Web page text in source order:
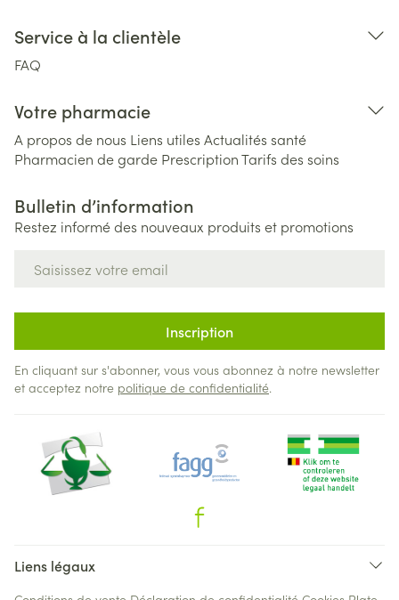
Service à la clientèle
FAQ
Votre pharmacie
A propos de nous Liens utiles Actualités santé
Pharmacien de garde PrescriptionTarifs des soins
Bulletin d’information
Restez informé des nouveaux produits et promotions
Inscription
En cliquant sur s'abonner, vous vous abonnez à notre newsletter
et acceptez notre politique de confidentialité.
Liens légaux